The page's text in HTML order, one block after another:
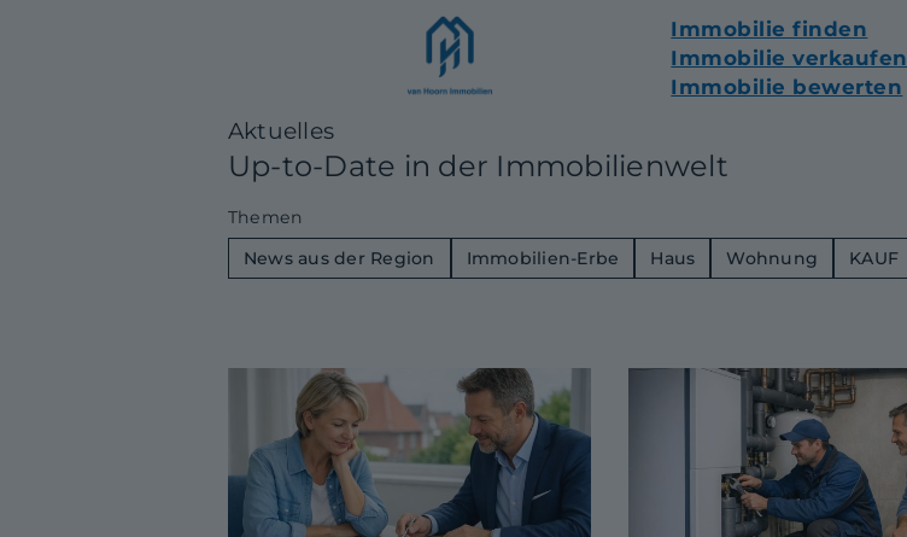
Immobilie finden
Immobilie verkaufen
Immobilie bewerten
Aktuelles
Up-to-Date in der Immobilienwelt
Themen
News aus der Region
Immobilien-Erbe Haus Wohnung KAUF